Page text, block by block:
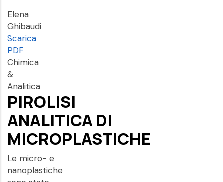
Elena
Ghibaudi
Scarica
PDF
Chimica
&
Analitica
PIROLISI
ANALITICA DI
MICROPLASTICHE
Le micro- e
nanoplastiche